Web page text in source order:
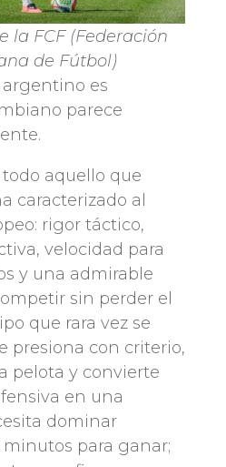
la FCF (Federación
de Fútbol)
argentino es
parece
aquello que
caracterizado al
rigor táctico,
velocidad para
y una admirable
sin perder el
que rara vez se
presiona con criterio,
pelota y convierte
en una
dominar
para ganar;